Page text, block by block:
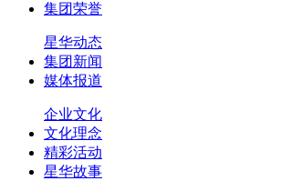
集团荣誉
星华动态
集团新闻
媒体报道
企业文化
文化理念
精彩活动
星华故事